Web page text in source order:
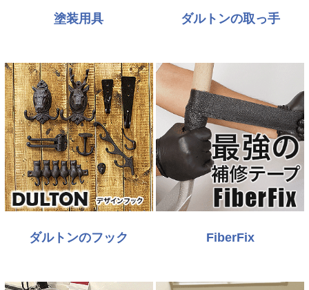
塗装用具 ダルトンの取っ手
ダルトンのフック FiberFix